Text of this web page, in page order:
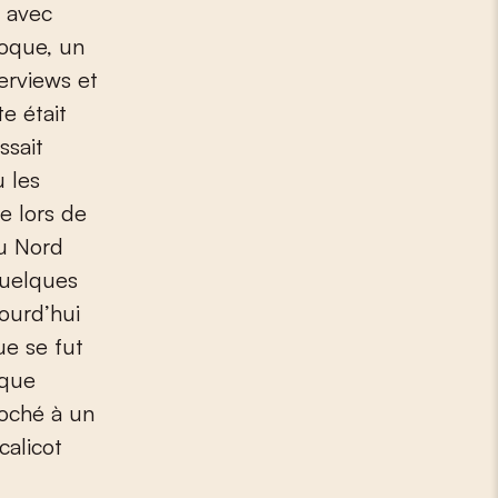
un
et
était
les
lors de
Nord
se fut
à un